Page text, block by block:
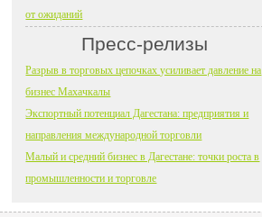
от ожиданий
Пресс-релизы
Разрыв в торговых цепочках усиливает давление на
бизнес Махачкалы
Экспортный потенциал Дагестана: предприятия и
направления международной торговли
Малый и средний бизнес в Дагестане: точки роста в
промышленности и торговле